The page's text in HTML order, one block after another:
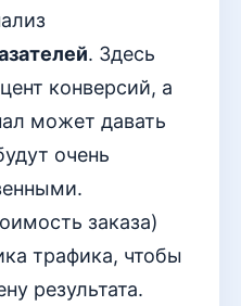
. Здесь
конверсий, а
может давать
очень
заказа)
трафика, чтобы
результата.